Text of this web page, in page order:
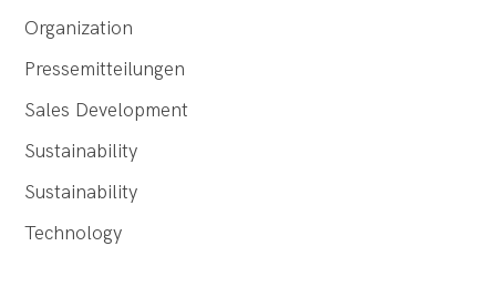
Organization
Pressemitteilungen
Sales Development
Sustainability
Sustainability
Technology